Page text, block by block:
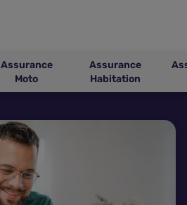
Assurance
Moto
Assurance
Habitation